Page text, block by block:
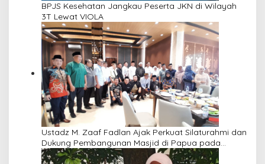
BPJS Kesehatan Jangkau Peserta JKN di Wilayah
3T Lewat VIOLA
Ustadz M. Zaaf Fadlan Ajak Perkuat Silaturahmi dan
Dukung Pembangunan Masjid di Papua pada
Pengajian Yayasan Alimbas Insan Cita